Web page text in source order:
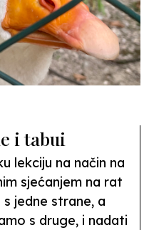
i tabui
lekciju na način na
sjećanjem na rat
jedne strane, a
s druge, i nadati